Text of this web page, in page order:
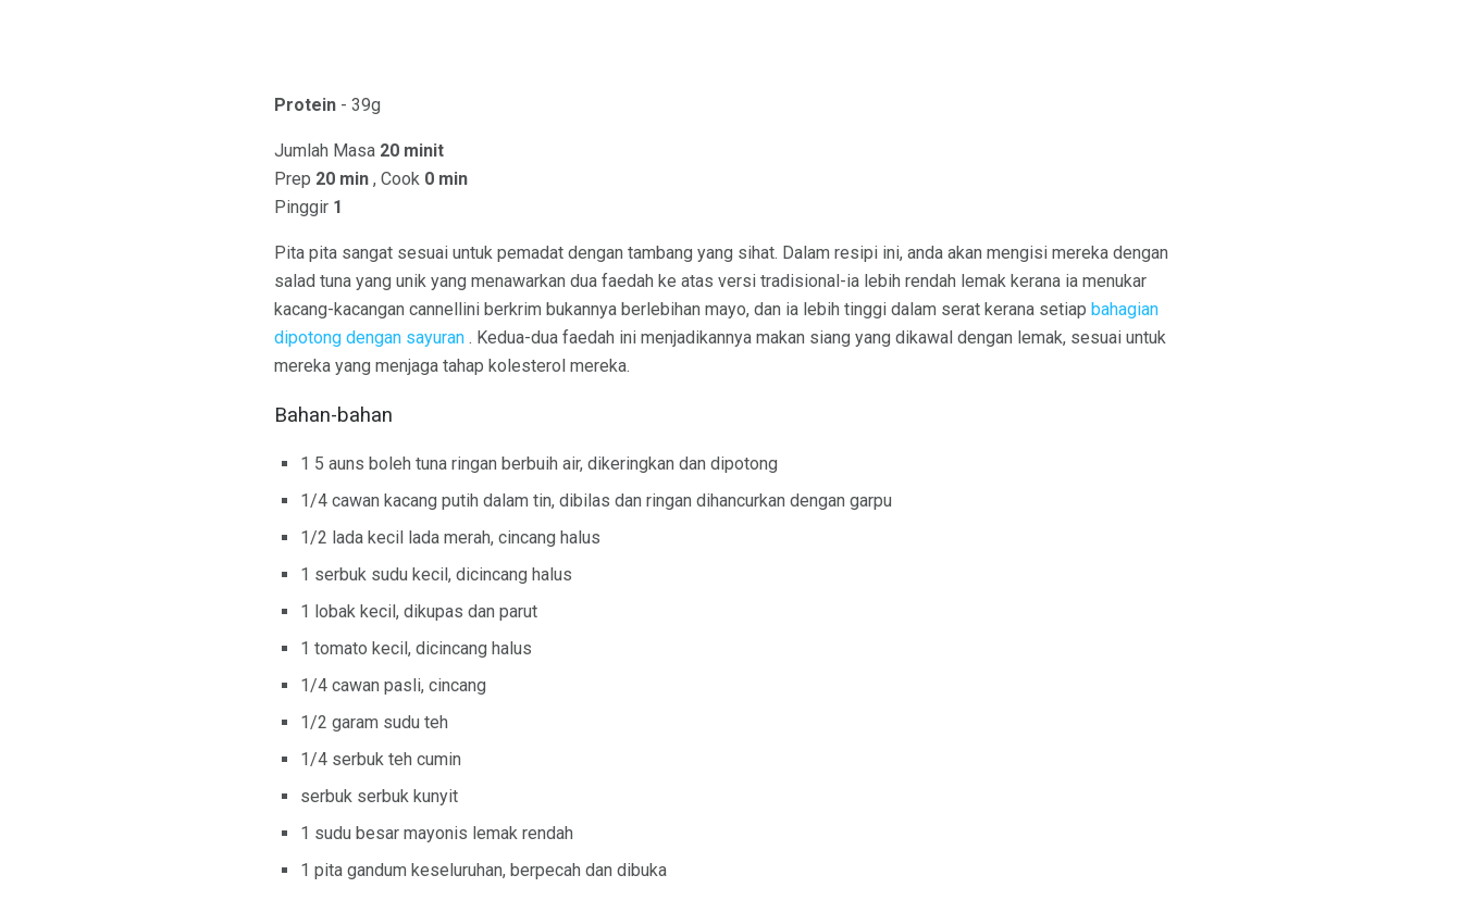
Protein - 39g
Jumlah Masa 20 minit
Prep 20 min , Cook 0 min
Pinggir 1
Pita pita sangat sesuai untuk pemadat dengan tambang yang sihat. Dalam resipi ini, anda akan mengisi mereka dengan
salad tuna yang unik yang menawarkan dua faedah ke atas versi tradisional-ia lebih rendah lemak kerana ia menukar
kacang-kacangan cannellini berkrim bukannya berlebihan mayo, dan ia lebih tinggi dalam serat kerana setiap bahagian
dipotong dengan sayuran . Kedua-dua faedah ini menjadikannya makan siang yang dikawal dengan lemak, sesuai untuk
mereka yang menjaga tahap kolesterol mereka.
Bahan-bahan
1 5 auns boleh tuna ringan berbuih air, dikeringkan dan dipotong
1/4 cawan kacang putih dalam tin, dibilas dan ringan dihancurkan dengan garpu
1/2 lada kecil lada merah, cincang halus
1 serbuk sudu kecil, dicincang halus
1 lobak kecil, dikupas dan parut
1 tomato kecil, dicincang halus
1/4 cawan pasli, cincang
1/2 garam sudu teh
1/4 serbuk teh cumin
serbuk serbuk kunyit
1 sudu besar mayonis lemak rendah
1 pita gandum keseluruhan, berpecah dan dibuka